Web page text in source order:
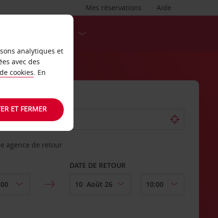
Aide
Mes réservations
agence de retour
DATE DE RETOUR
analytiques et
avec des
cookies. En
ET FERMER